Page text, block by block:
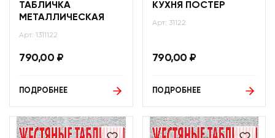
ТАБЛИЧКА
МЕТАЛЛИЧЕСКАЯ
Арт: 1311122
790,00 ₽
ПОДРОБНЕЕ
КУХНЯ ПОСТЕР
Арт: 31122
790,00 ₽
ПОДРОБНЕЕ